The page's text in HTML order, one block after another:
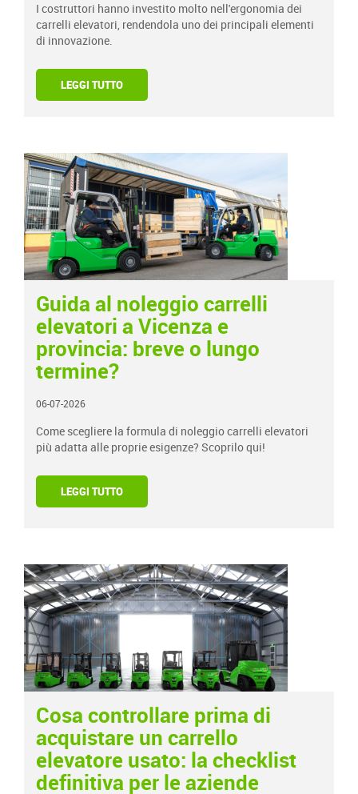
I costruttori hanno investito molto nell'ergonomia dei
carrelli elevatori, rendendola uno dei principali elementi
di innovazione.
LEGGI TUTTO
Guida al noleggio carrelli
elevatori a Vicenza e
provincia: breve o lungo
termine?
06-07-2026
Come scegliere la formula di noleggio carrelli elevatori
più adatta alle proprie esigenze? Scoprilo qui!
LEGGI TUTTO
Cosa controllare prima di
acquistare un carrello
elevatore usato: la checklist
definitiva per le aziende